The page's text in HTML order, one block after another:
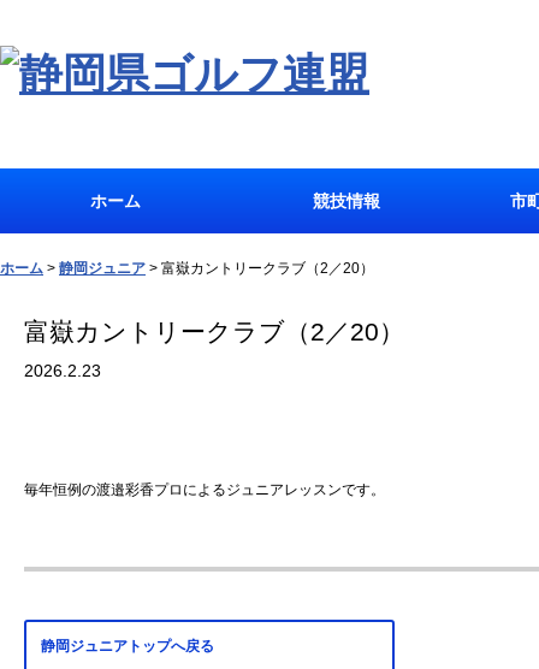
ホーム 競技情報 市
ホーム > 静岡ジュニア > 富嶽カントリークラブ（2／20）
富嶽カントリークラブ（2／20）
2026.2.23
毎年恒例の渡邉彩香プロによるジュニアレッスンです。
静岡ジュニアトップへ戻る